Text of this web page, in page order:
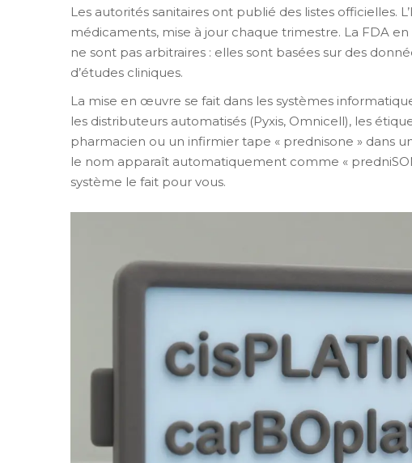
Les autorités sanitaires ont publié des listes officielles.
médicaments, mise à jour chaque trimestre. La FDA en
ne sont pas arbitraires : elles sont basées sur des
d’études cliniques.
La mise en œuvre se fait dans les systèmes
les distributeurs automatisés (Pyxis, Omnicell), les
pharmacien ou un infirmier tape « prednisone » dans
le nom apparaît automatiquement comme «
système le fait pour vous.